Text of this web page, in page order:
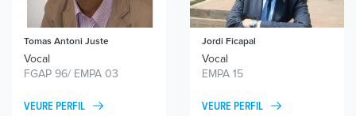
Tomas Antoni Juste
Vocal
FGAP 96/ EMPA 03
VEURE PERFIL
Jordi Ficapal
Vocal
EMPA 15
VEURE PERFIL